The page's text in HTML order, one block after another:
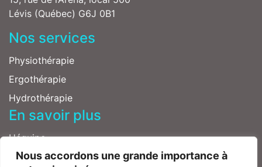
Nous accordons une grande importance à
Lévis (Québec) G6J 0B1
Nos services
Physiothérapie
Ergothérapie
Hydrothérapie
En savoir plus
L'équipe
Carrières